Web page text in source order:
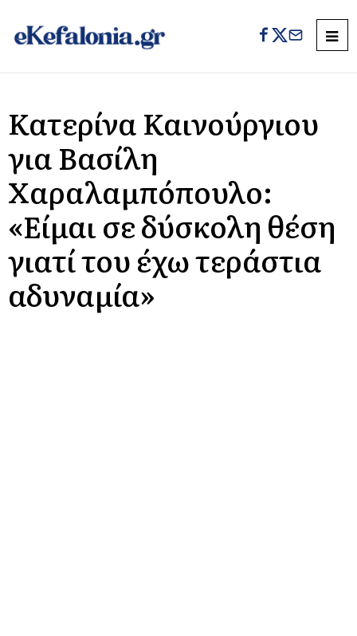
Κατερίνα Καινούργιου
για Βασίλη
Χαραλαμπόπουλο:
«Είμαι σε δύσκολη θέση
γιατί του έχω τεράστια
αδυναμία»